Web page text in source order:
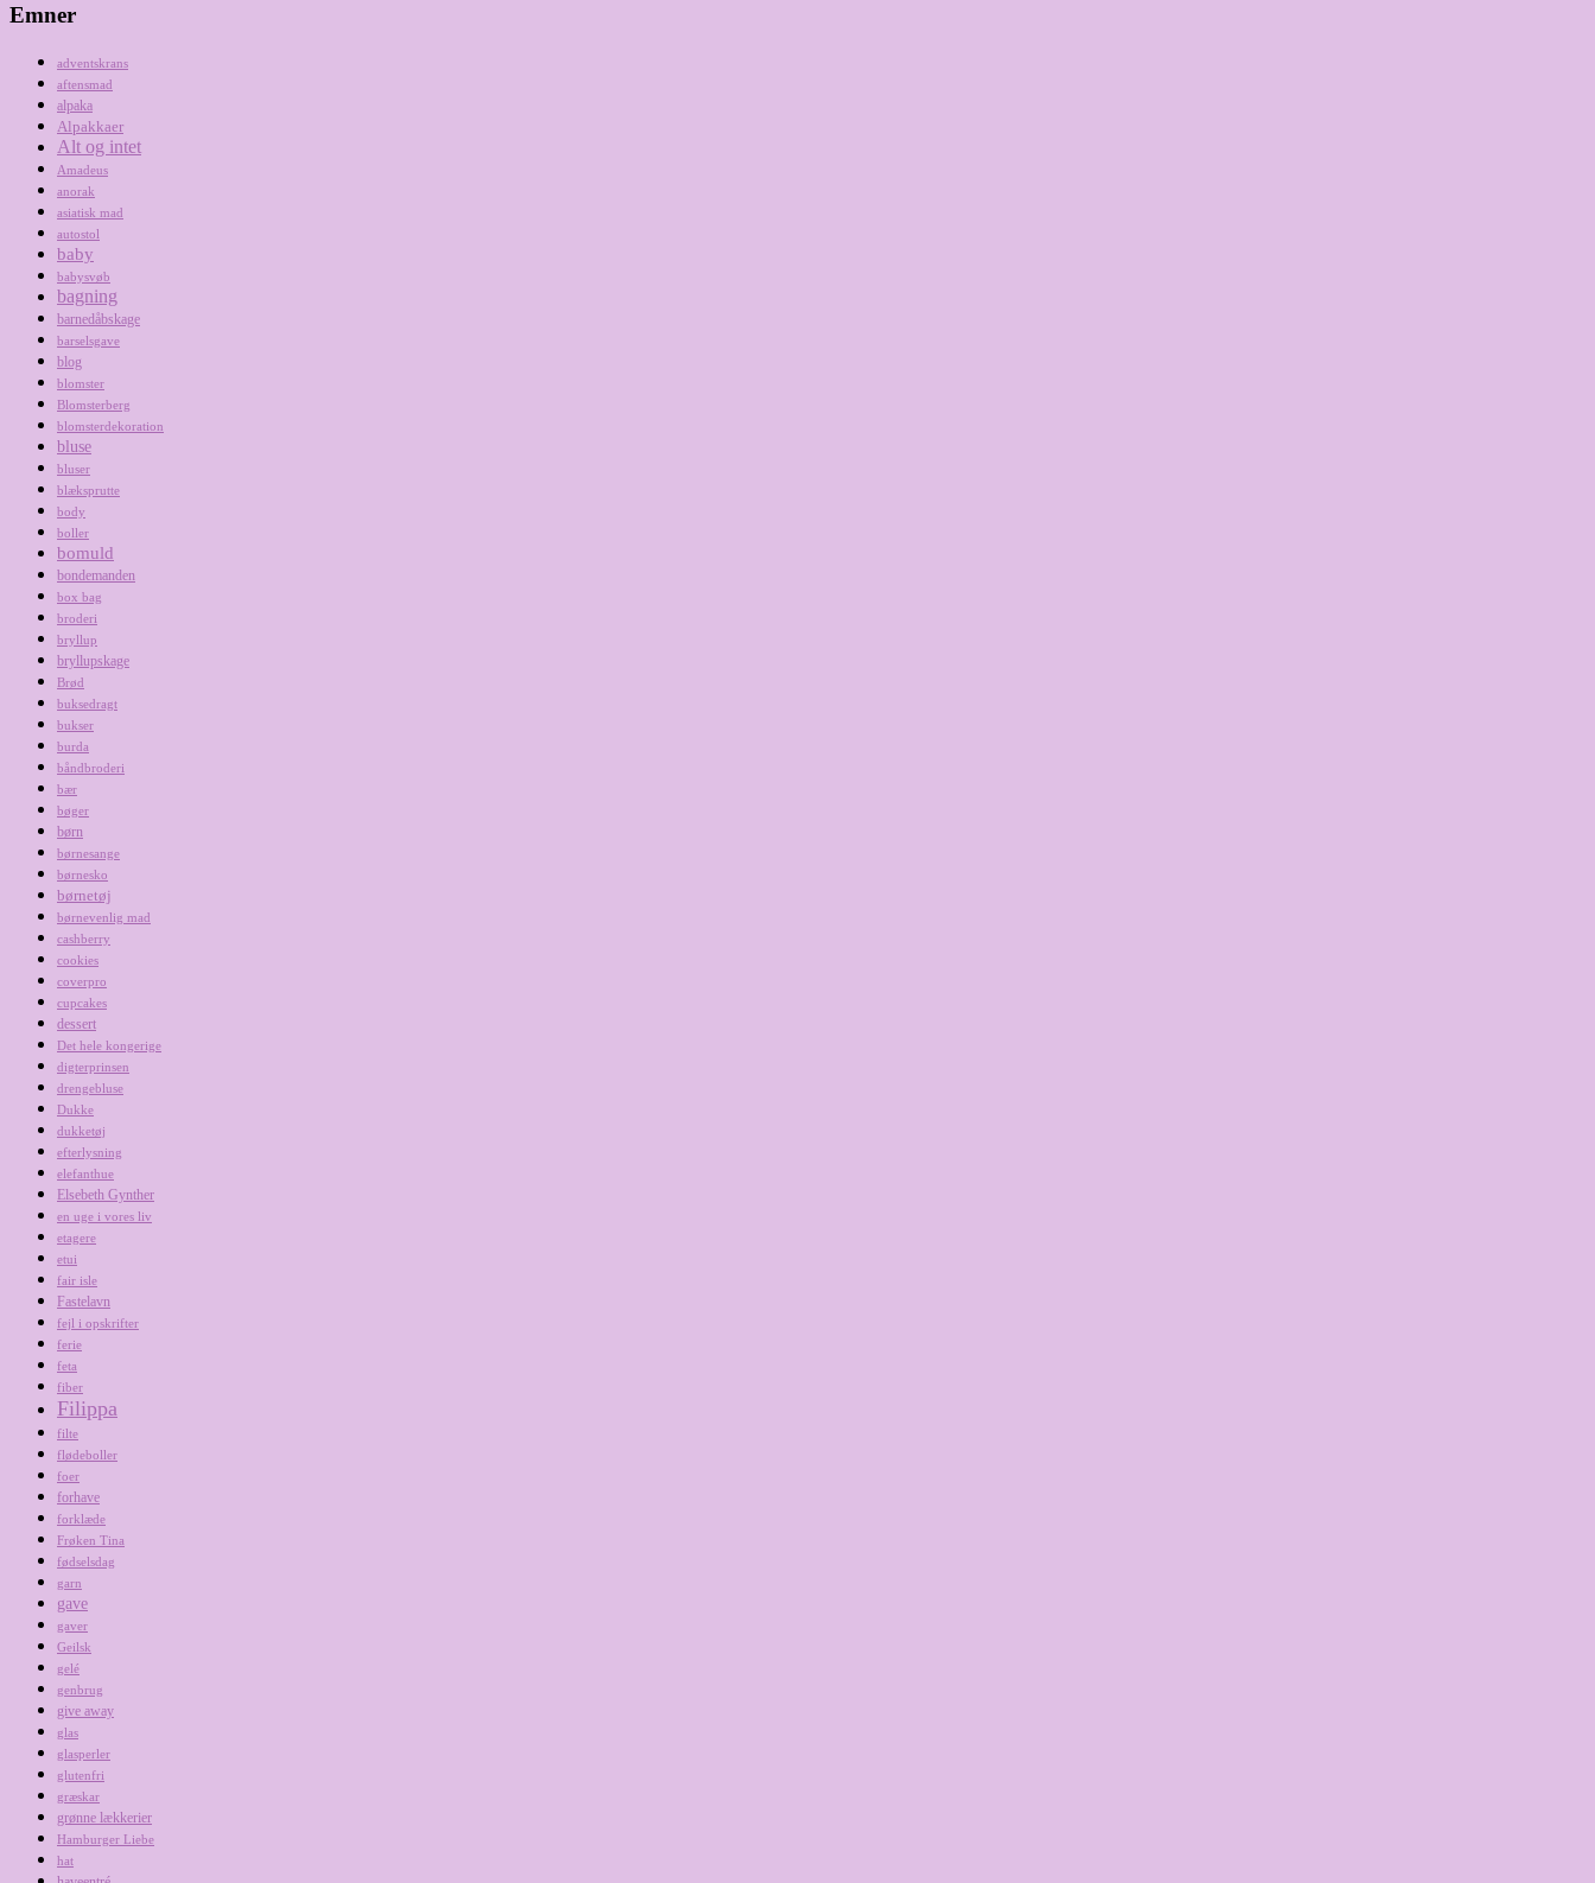
Emner
adventskrans
aftensmad
alpaka
Alpakkaer
Alt og intet
Amadeus
anorak
asiatisk mad
autostol
baby
babysvøb
bagning
barnedåbskage
barselsgave
blog
blomster
Blomsterberg
blomsterdekoration
bluse
bluser
blæksprutte
body
boller
bomuld
bondemanden
box bag
broderi
bryllup
bryllupskage
Brød
buksedragt
bukser
burda
båndbroderi
bær
bøger
børn
børnesange
børnesko
børnetøj
børnevenlig mad
cashberry
cookies
coverpro
cupcakes
dessert
Det hele kongerige
digterprinsen
drengebluse
Dukke
dukketøj
efterlysning
elefanthue
Elsebeth Gynther
en uge i vores liv
etagere
etui
fair isle
Fastelavn
fejl i opskrifter
ferie
feta
fiber
Filippa
filte
flødeboller
foer
forhave
forklæde
Frøken Tina
fødselsdag
garn
gave
gaver
Geilsk
gelé
genbrug
give away
glas
glasperler
glutenfri
græskar
grønne lækkerier
Hamburger Liebe
hat